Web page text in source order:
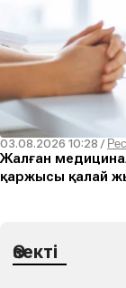
03.08.2026 10:28 /
Жалған
қаржысы қалай
Өзекті